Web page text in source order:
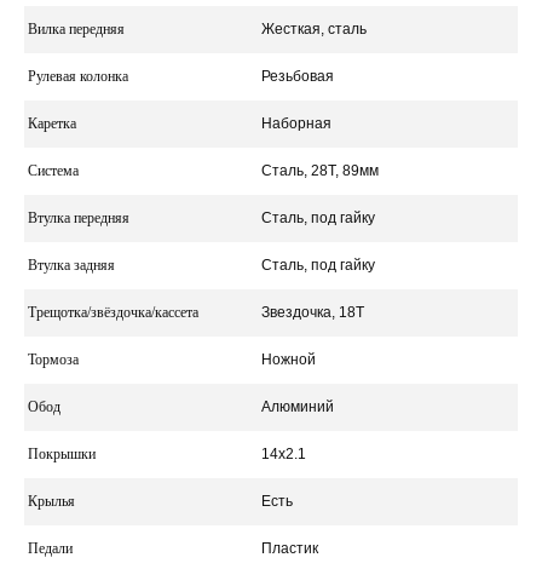
Вилка передняя Жесткая, сталь
Рулевая колонка Резьбовая
Каретка Наборная
Система Сталь, 28Т, 89мм
Втулка передняя Сталь, под гайку
Втулка задняя Сталь, под гайку
Трещотка/звёздочка/кассета Звездочка, 18Т
Тормоза Ножной
Обод Алюминий
Покрышки 14х2.1
Крылья Есть
Педали Пластик